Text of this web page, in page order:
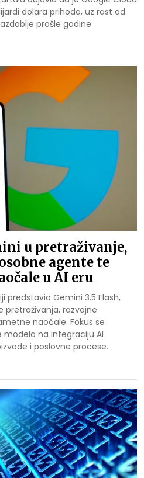
dolara prihoda, uz rast od
prošle godine.
u pretraživanje,
agente te
u AI eru
predstavio Gemini 3.5 Flash,
razvojne
naočale. Fokus se
na integraciju AI
i poslovne procese.